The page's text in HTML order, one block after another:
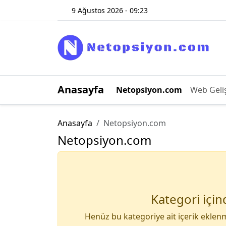
9 Ağustos 2026 - 09:23
Anasayfa Netopsiyon.com Web
Anasayfa Netopsiyon.com
Netopsiyon.com
Kategori
Henüz bu kategoriye ait içerik